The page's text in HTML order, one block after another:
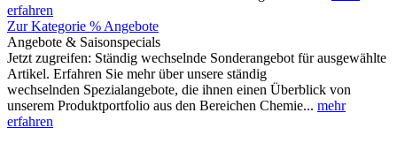
erfahren
Zur Kategorie % Angebote
Angebote & Saisonspecials
Jetzt zugreifen: Ständig wechselnde Sonderangebot für ausgewählte
Artikel. Erfahren Sie mehr über unsere ständig
wechselnden Spezialangebote, die ihnen einen Überblick von
unserem Produktportfolio aus den Bereichen Chemie... mehr
erfahren